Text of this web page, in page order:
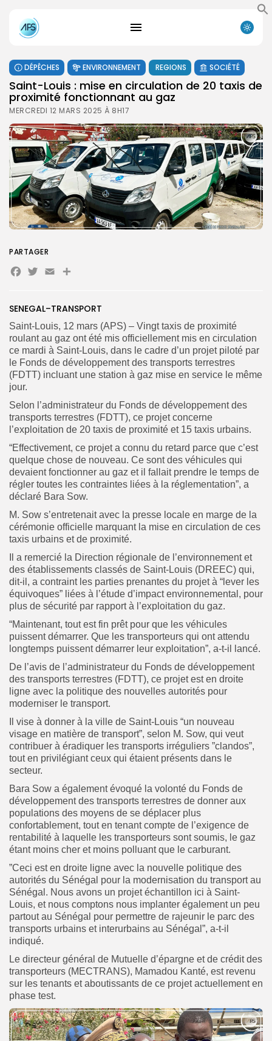
Search
for:
Search
Button
FR
DÉPÊCHES ENVIRONNEMENT REGIONS SOCIÉTÉ
Saint-Louis : mise en circulation de 20 taxis de
proximité fonctionnant au gaz
MERCREDI 12 MARS 2025 À 8H17
SENEGAL–TRANSPORT
Saint-Louis, 12 mars (APS) – Vingt taxis de proximité
roulant au gaz ont été mis officiellement mis en circulation
ce mardi à Saint-Louis, dans le cadre d’un projet piloté par
le Fonds de développement des transports terrestres
(FDTT) incluant une station à gaz mise en service le même
jour.
Selon l’administrateur du Fonds de développement des
transports terrestres (FDTT), ce projet concerne
l’exploitation de 20 taxis de proximité et 15 taxis urbains.
“Effectivement, ce projet a connu du retard parce que c’est
quelque chose de nouveau. Ce sont des véhicules qui
devaient fonctionner au gaz et il fallait prendre le temps de
régler toutes les contraintes liées à la réglementation”, a
déclaré Bara Sow.
M. Sow s’entretenait avec la presse locale en marge de la
cérémonie officielle marquant la mise en circulation de ces
taxis urbains et de proximité.
Il a remercié la Direction régionale de l’environnement et
des établissements classés de Saint-Louis (DREEC) qui,
dit-il, a contraint les parties prenantes du projet à “lever les
équivoques” liées à l’étude d’impact environnemental, pour
plus de sécurité par rapport à l’exploitation du gaz.
“Maintenant, tout est fin prêt pour que les véhicules
puissent démarrer. Que les transporteurs qui ont attendu
longtemps puissent démarrer leur exploitation”, a-t-il lancé.
De l’avis de l’administrateur du Fonds de développement
des transports terrestres (FDTT), ce projet est en droite
ligne avec la politique des nouvelles autorités pour
moderniser le transport.
Il vise à donner à la ville de Saint-Louis “un nouveau
visage en matière de transport”, selon M. Sow, qui veut
contribuer à éradiquer les transports irréguliers ”clandos”,
tout en privilégiant ceux qui étaient présents dans le
secteur.
Bara Sow a également évoqué la volonté du Fonds de
développement des transports terrestres de donner aux
populations des moyens de se déplacer plus
confortablement, tout en tenant compte de l’exigence de
rentabilité à laquelle les transporteurs sont soumis, le gaz
étant moins cher et moins polluant que le carburant.
”Ceci est en droite ligne avec la nouvelle politique des
autorités du Sénégal pour la modernisation du transport au
Sénégal. Nous avons un projet échantillon ici à Saint-
Louis, et nous comptons nous implanter également un peu
partout au Sénégal pour permettre de rajeunir le parc des
transports urbains et interurbains au Sénégal”, a-t-il
indiqué.
Le directeur général de Mutuelle d’épargne et de crédit des
transporteurs (MECTRANS), Mamadou Kanté, est revenu
sur les tenants et aboutissants de ce projet actuellement en
phase test.
PARTAGER
Facebook
Twitter
EmailPartager